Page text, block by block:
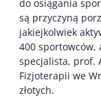
do osiągania
są przyczyną
jakiejkolwiek
400 sportowców,
specjalista, prof.
Fizjoterapii we
złotych.